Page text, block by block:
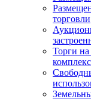
торговли
Торги на